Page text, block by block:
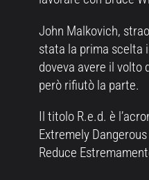
John Malkovich,
stata la prima scelta
doveva avere il volto
però rifiutò la parte.
Il titolo R.e.d. è
Extremely
Reduce